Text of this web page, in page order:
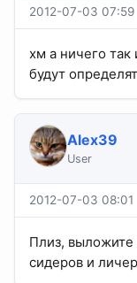
2012-07-03 07:59
хм а ничего
будут
Alex39
User
2012-07-03 08:01
Плиз, выложите
сидеров и